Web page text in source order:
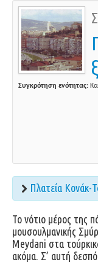
Συγκρότηση ενότητας:
Πλατεία Κονάκ-
Το νότιο μέρος της
μουσουλμανικής
Meydani στα
ακόμα. Σ’ αυτή